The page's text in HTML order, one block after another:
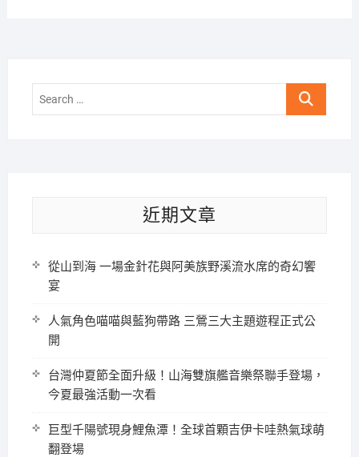
Search
近期文章
從山到海 一場金針花與阿美族野溪流水席的奇幻饗
宴
人氣角色喵喵與藍狗帶路 三鶯三大主題遊程正式公
開
台灣仲夏節全面升級！山海雙旗艦音樂祭聯手登場，
今夏最強活動一次看
巨型千陽號現身鯉魚潭！全球首顆吉伊卡哇熱氣球萌
翻登場